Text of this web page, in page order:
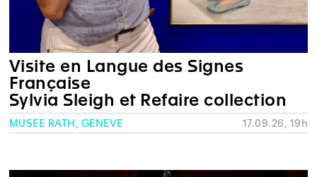
Visite en Langue des Signes
Française
Sylvia Sleigh et Refaire collection
MUSÉE RATH, GENÈVE 17.09.26, 19h